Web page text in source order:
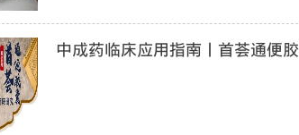
中成药临床应用指南丨首荟通便